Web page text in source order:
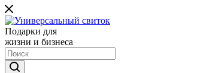
Подарки для
жизни и бизнеса